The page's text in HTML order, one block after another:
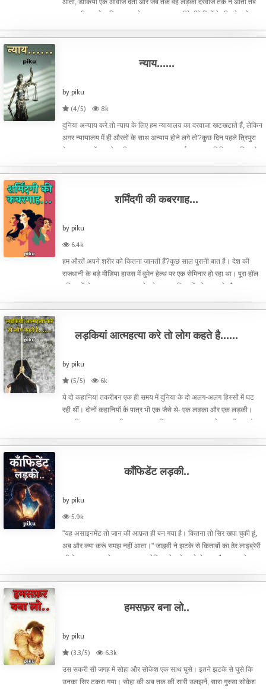
तक इत्मीनान से डाकिया दरवाजे पर खड़ा रहता।धीरे धीरे दिनों के बीच मेलजोल
न्याय......
by piku
(4/5)
8k
दुनिया अन्याय करे तो न्याय के लिए हम न्यायालय का दरवाजा खटखटाते हैं, लेकिन
अगर न्यायालय में ही औरतों के साथ अन्याय होने लगे तो?कुछ दिन पहले त्रिपुरा
के कमालपुर में कुछ ऐसा ही वाकया हुआ। एक फर्स्ट क्लास ज्यूडिशियल मजिस्ट्रेट
शर्मिंदगी की कबरगाह...
by piku
6.4k
हम औरतें अपने शरीर को कितना जानती हैं?कुछ साल पुरानी बात है। देश की
राजधानी के बड़े मीडिया हाउस में वुमेन हेल्थ पर एक सेमिनार हो रहा था। पूरा हॉल
महिलाओं से खचाखच भरा था। वुमेन हेल्थ पर महिलाओं को समझाने और जागरूक
लड़कियां आत्महत्या करे तो लोग कहते है......
by piku
(5/5)
6k
ये दो कहानियां तकरीबन एक ही समय में दुनिया के दो अलग-अलग हिस्सों में घट
रही थीं। दोनों कहानियों के पात्र भी एक जैसे थे- एक लड़का और एक लड़की।
कहानी का घटनाक्रम भी बहुत अलग नहीं था। बस अलग था तो कहानी का अंत।
कॉंफिडेंट लड़की..
by piku
5.9k
"यह असाइनमेंट तो जान की आफ़त ही बन गया है। कितना तो सिर खपा चुकी हूं,
अब और क्या करूं समझ नहीं आता।" जाह्नवी ने झटके से किताबों का ढेर लाइब्रेरी
की टेबल पर पटकते हुए कहा।लाइब्रेरियन ने उसे गुस्से से घूरा और चुप रहने का
हमसफ़र बना लो..
by piku
(3.3/5)
6.3k
उस सकरी सी जगह में सोहा और सोकेश एक साथ घुसे। इतने झटके से घुसे कि
उनका सिर टकरा गया। सोहा की अब तक की सारी उलझनें, सारा गुस्सा सोकेश